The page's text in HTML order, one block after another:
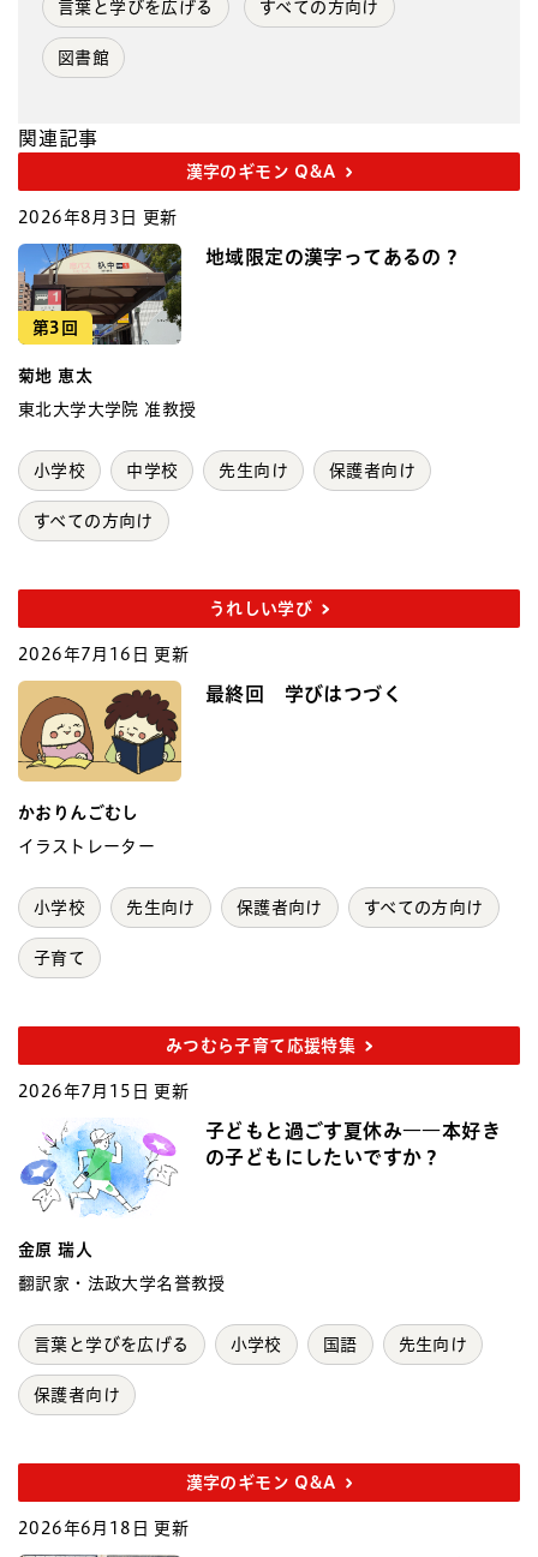
言葉と学びを広げる すべての方向け
図書館
関連記事
漢字のギモン Q&A
2026年8月3日 更新
第3回
地域限定の漢字ってあるの？
菊地 恵太
東北大学大学院 准教授
小学校 中学校 先生向け 保護者向け
すべての方向け
うれしい学び
2026年7月16日 更新
最終回 学びはつづく
かおりんごむし
イラストレーター
小学校 先生向け 保護者向け すべての方向け
子育て
みつむら子育て応援特集
2026年7月15日 更新
子どもと過ごす夏休み――本好き
の子どもにしたいですか？
金原 瑞人
翻訳家・法政大学名誉教授
言葉と学びを広げる 小学校 国語 先生向け
保護者向け
漢字のギモン Q&A
2026年6月18日 更新